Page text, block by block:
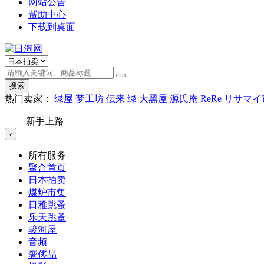
网站公告
帮助中心
下载到桌面
搜索
热门卖家： 绿屋 梦工坊 伝来 绿 大黑屋 源氏庵 ReRe リサマ
新手上路
‹
所有服务
聚合首页
日本拍卖
煤炉市集
日雅跳蚤
乐天跳蚤
骏河屋
音频
奢侈品